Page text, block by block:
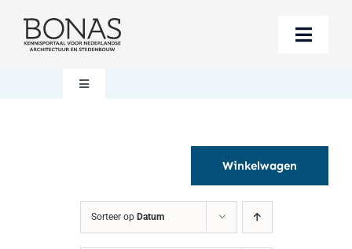
naar
Toggle
Berichten
Steun BONAS
Toggle
Winkelwagen
Sorteer op Datum